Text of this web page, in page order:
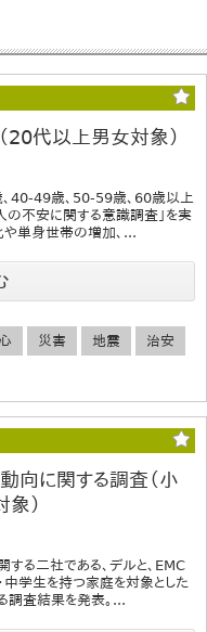
20代以上男女対象）
40-49歳、50-59歳、60歳以上
の不安に関する意識調査」を実
や単身世帯の増加、...
災害 地震 治安
向に関する調査（小
）
る二社である、デルと、EMC
学生を持つ家庭を対象とした
調査結果を発表。...